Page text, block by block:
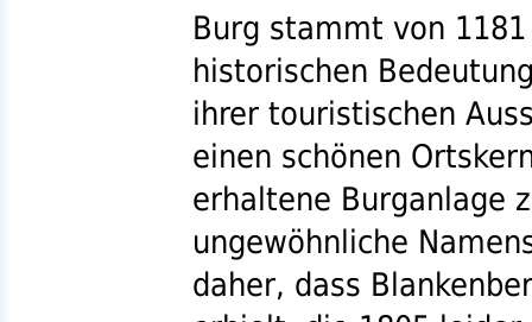
Burg stammt von
historischen
ihrer touristischen
einen schönen
erhaltene Burganlage
ungewöhnliche
daher, dass